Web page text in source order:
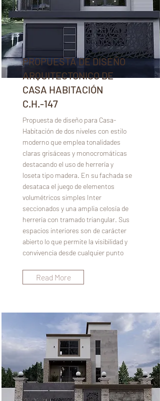
PROPUESTA DE DISEÑO
ARQUITECTONICO DE
CASA HABITACIÓN
C.H.-147
Propuesta de diseño para Casa-
Habitación de dos niveles con estilo
moderno que emplea tonalidades
claras grisáceas y monocromáticas
destacando el uso de herrería y
loseta tipo madera. En su fachada se
desataca el juego de elementos
volumétricos simples Inter
seccionados y una amplia celosía de
herrería con tramado triangular. Sus
espacios interiores son de carácter
abierto lo que permite la visibilidad y
convivencia desde cualquier punto
Read More